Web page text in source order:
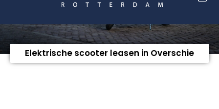
Elektrische scooter leasen in Overschie